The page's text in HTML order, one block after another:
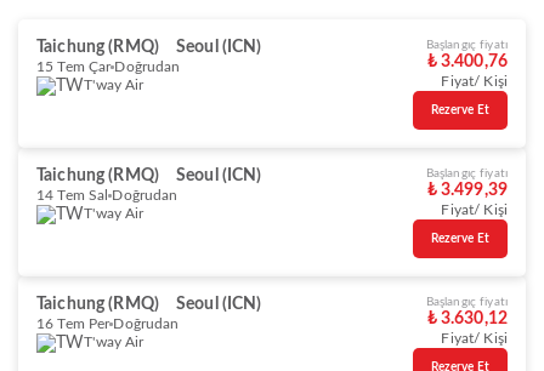
Taichung (RMQ) Seoul (ICN)
15 Tem Çar Doğrudan
T'way Air
Başlangıç fiyatı
₺ 3.400,76
Fiyat/ Kişi
Rezerve Et
Taichung (RMQ) Seoul (ICN)
14 Tem Sal Doğrudan
T'way Air
Başlangıç fiyatı
₺ 3.499,39
Fiyat/ Kişi
Rezerve Et
Taichung (RMQ) Seoul (ICN)
16 Tem Per Doğrudan
T'way Air
Başlangıç fiyatı
₺ 3.630,12
Fiyat/ Kişi
Rezerve Et